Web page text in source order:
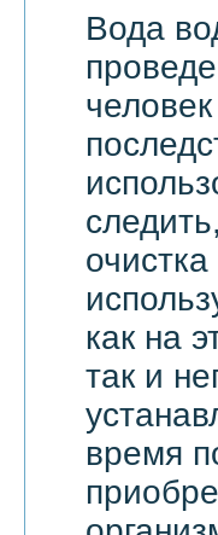
Вода
как на
так и
время